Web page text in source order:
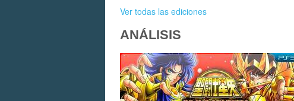
Ver todas las ediciones
ANÁLISIS